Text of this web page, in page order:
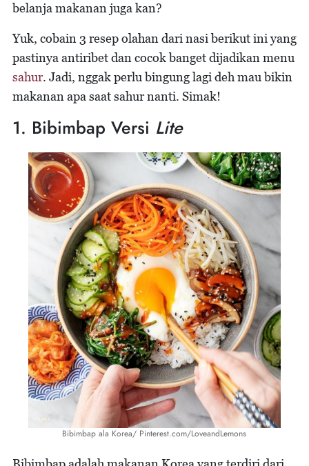
belanja makanan juga kan?
Yuk, cobain 3 resep olahan dari nasi berikut ini yang
pastinya antiribet dan cocok banget dijadikan menu
sahur. Jadi, nggak perlu bingung lagi deh mau bikin
makanan apa saat sahur nanti. Simak!
1. Bibimbap Versi Lite
Bibimbap ala Korea/ Pinterest.com/LoveandLemons